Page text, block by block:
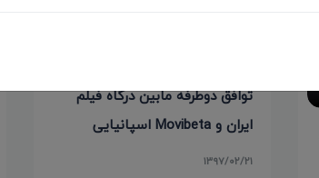
توافق دوطرفه مابین درگاه فیلم
ایران و Movibeta اسپانیایی
۱۳۹۷/۰۲/۲۱